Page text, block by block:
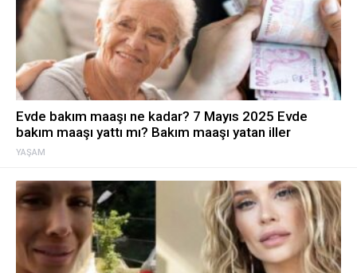
YAŞAM
Evde bakım maaşı ne kadar? 7 Mayıs 2025 Evde
bakım maaşı yattı mı? Bakım maaşı yatan iller